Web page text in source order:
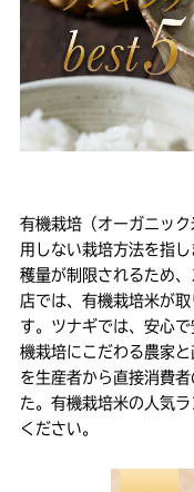
有機栽培（オーガニッ
用しない栽培方法を指
穫量が制限されるため
店では、有機栽培米が
す。ツナギでは、安心
機栽培にこだわる農家
を生産者から直接消費
た。有機栽培米の人気
ください。